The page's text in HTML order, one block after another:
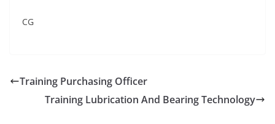
CG
Training Purchasing Officer
Training Lubrication And Bearing Technology